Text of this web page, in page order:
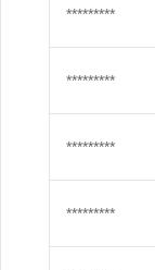
*********
*********
*********
*********